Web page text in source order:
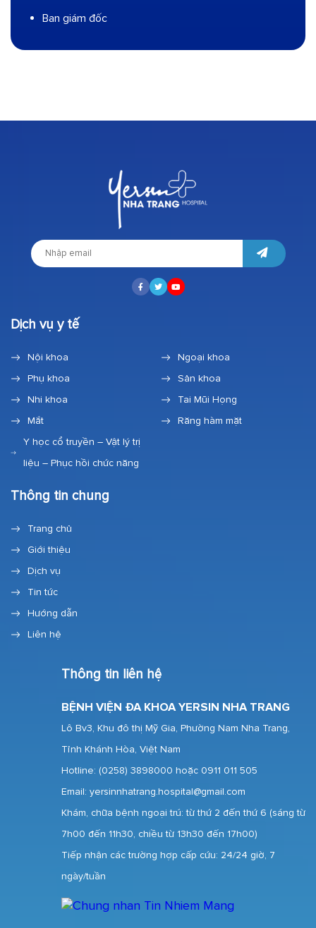
Ban giám đốc
Dịch vụ y tế
Nội khoa
Ngoại khoa
Phụ khoa
Sản khoa
Nhi khoa
Tai Mũi Họng
Mắt
Răng hàm mặt
Y học cổ truyền – Vật lý trị
liệu – Phục hồi chức năng
Thông tin chung
Trang chủ
Giới thiệu
Dịch vụ
Tin tức
Hướng dẫn
Liên hệ
Thông tin liên hệ
BỆNH VIỆN ĐA KHOA YERSIN NHA TRANG
Lô Bv3, Khu đô thị Mỹ Gia, Phường Nam Nha Trang,
Tỉnh Khánh Hòa, Việt Nam
Hotline: (0258) 3898000 hoặc 0911 011 505
Email: yersinnhatrang.hospital@gmail.com
Khám, chữa bệnh ngoại trú: từ thứ 2 đến thứ 6 (sáng từ
7h00 đến 11h30, chiều từ 13h30 đến 17h00)
Tiếp nhận các trường hợp cấp cứu: 24/24 giờ, 7
ngày/tuần